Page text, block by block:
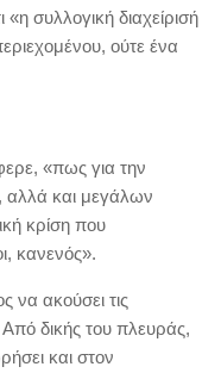
συλλογική διαχείρισή
ούτε ένα
«πως για την
αλλά και μεγάλων
κρίση που
κανενός».
να ακούσει τις
δικής του πλευράς,
και στον